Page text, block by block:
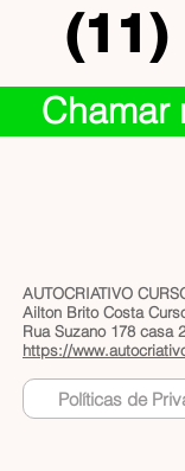
(11)
AUTOCRIATIVO
Ailton Brito Costa
Rua Suzano 178 casa
https://
Políticas de